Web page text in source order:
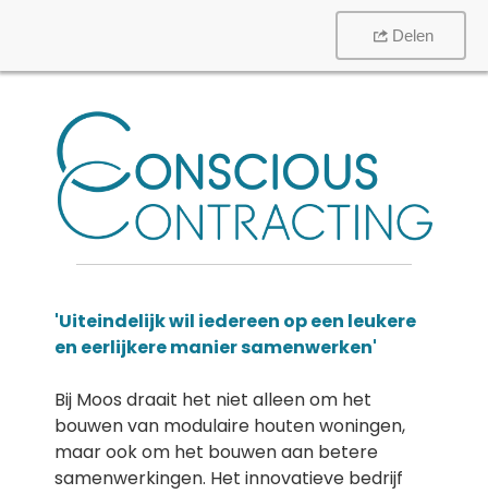
Delen
'Uiteindelijk wil iedereen op een leukere
en eerlijkere manier samenwerken'
Bij Moos draait het niet alleen om het
bouwen van modulaire houten woningen,
maar ook om het bouwen aan betere
samenwerkingen. Het innovatieve bedrijf